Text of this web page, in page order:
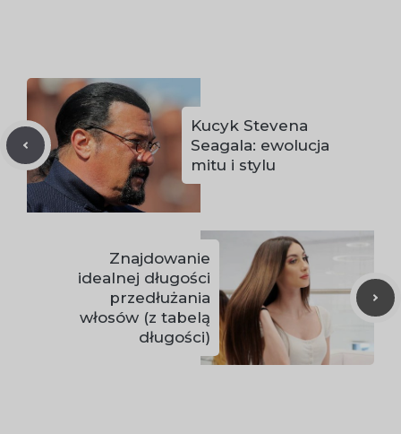
Kucyk Stevena
Seagala: ewolucja
mitu i stylu
Znajdowanie
idealnej długości
przedłużania
włosów (z tabelą
długości)